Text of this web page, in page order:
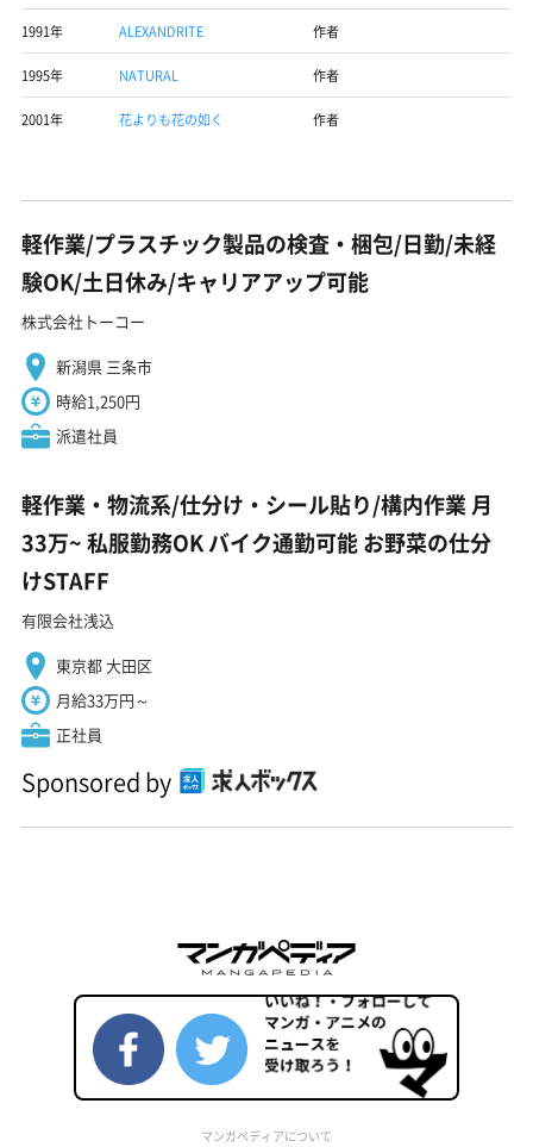
1991年 ALEXANDRITE 作者
1995年 NATURAL 作者
2001年 花よりも花の如く 作者
軽作業/プラスチック製品の検査・梱包/日勤/未経
験OK/土日休み/キャリアアップ可能
株式会社トーコー
新潟県 三条市
時給1,250円
派遣社員
軽作業・物流系/仕分け・シール貼り/構内作業 月
33万~ 私服勤務OK バイク通勤可能 お野菜の仕分
けSTAFF
有限会社浅込
東京都 大田区
月給33万円～
正社員
Sponsored by
マンガペディアについて